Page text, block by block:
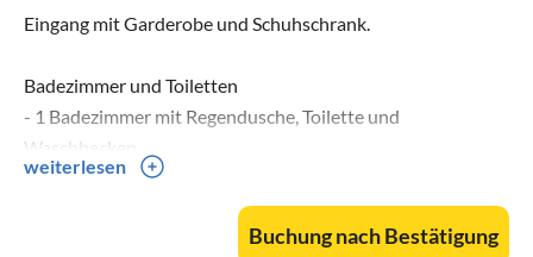
Eingang mit Garderobe und Schuhschrank.
Badezimmer und Toiletten
- 1 Badezimmer mit Regendusche, Toilette und
Waschbecken.
- Terrasse mit 2 Stühlen und kleinem Tisch
weiterlesen
Buchung nach Bestätigung